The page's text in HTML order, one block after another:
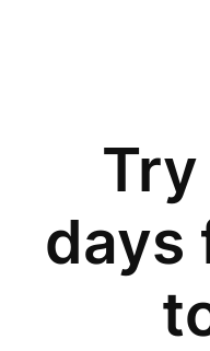
days